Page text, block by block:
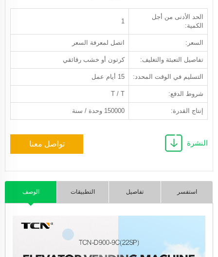
الحد الأدنى من أجل
الكمية:
1
السعر: اتصل لمعرفة السعر
تفاصيل التعبئة والتغليف: كرتون أو خشب رقائقي
التسليم في الوقت المحدد: 15 أيام عمل
شروط الدفع: T / T
إنتاج القدرة: 150000 وحدة / سنة
تواصل معنا النشرة
الوصف التطبيقات تفاصيل استفسر